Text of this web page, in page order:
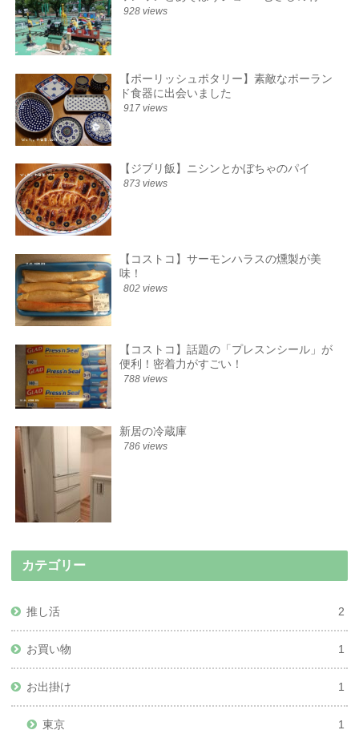
928 views
【ポーリッシュポタリー】素敵なポーラン
ド食器に出会いました
917 views
【ジブリ飯】ニシンとかぼちゃのパイ
873 views
【コストコ】サーモンハラスの燻製が美
味！
802 views
【コストコ】話題の「プレスンシール」が
便利！密着力がすごい！
788 views
新居の冷蔵庫
786 views
カテゴリー
推し活 2
お買い物 1
お出掛け 1
東京 1